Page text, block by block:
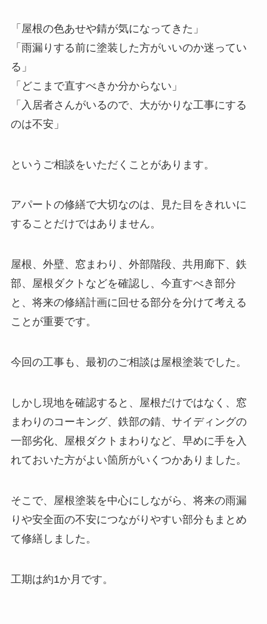
「屋根の色あせや錆が気になってきた」
「雨漏りする前に塗装した方がいいのか迷ってい
る」
「どこまで直すべきか分からない」
「入居者さんがいるので、大がかりな工事にする
のは不安」
というご相談をいただくことがあります。
アパートの修繕で大切なのは、見た目をきれいに
することだけではありません。
屋根、外壁、窓まわり、外部階段、共用廊下、鉄
部、屋根ダクトなどを確認し、今直すべき部分
と、将来の修繕計画に回せる部分を分けて考える
ことが重要です。
今回の工事も、最初のご相談は屋根塗装でした。
しかし現地を確認すると、屋根だけではなく、窓
まわりのコーキング、鉄部の錆、サイディングの
一部劣化、屋根ダクトまわりなど、早めに手を入
れておいた方がよい箇所がいくつかありました。
そこで、屋根塗装を中心にしながら、将来の雨漏
りや安全面の不安につながりやすい部分もまとめ
て修繕しました。
工期は約1か月です。